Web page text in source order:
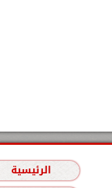
الرئيسية